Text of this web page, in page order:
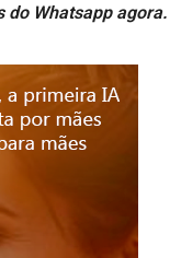
do Whatsapp agora.